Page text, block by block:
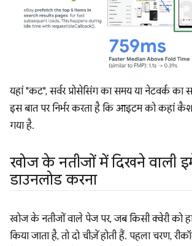
यहां "कट", सर्वर प्रोसेसिंग का समय या नेटवर्क
इस बात पर निर्भर करता है कि आइटम को कहां कैश
गया है.
खोज के नतीजों में दिखने वाली
डाउनलोड करना
खोज के नतीजों वाले पेज पर, जब किसी क्वेरी को
किया जाता है, तो दो चीज़ें होती हैं. पहला चरण,